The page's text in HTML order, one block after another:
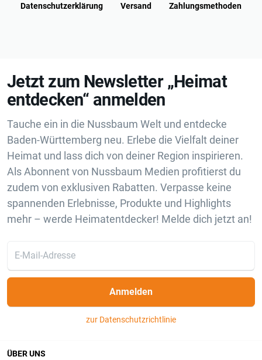
Datenschutzerklärung Versand Zahlungsmethoden
Jetzt zum Newsletter „Heimat
entdecken“ anmelden
Tauche ein in die Nussbaum Welt und entdecke
Baden-Württemberg neu. Erlebe die Vielfalt deiner
Heimat und lass dich von deiner Region inspirieren.
Als Abonnent von Nussbaum Medien profitierst du
zudem von exklusiven Rabatten. Verpasse keine
spannenden Erlebnisse, Produkte und Highlights
mehr – werde Heimatentdecker! Melde dich jetzt an!
Anmelden
zur Datenschutzrichtlinie
ÜBER UNS